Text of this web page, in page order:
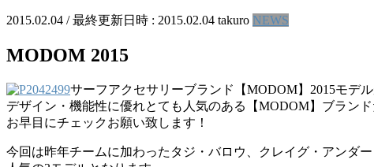
2015.02.04 / 最終更新日時 : 2015.02.04 takuro NEWS
MODOM 2015
サーフアクセサリーブランド【MODOM】2015モデル
デザイン・機能性に優れとても人気のある【MODOM】ブランド
お早目にチェックお願い致します！
今回は昨年チームに加わったタジ・バロウ、クレイグ・アンダ